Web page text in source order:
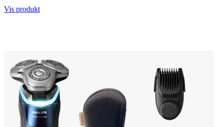
Vis produkt